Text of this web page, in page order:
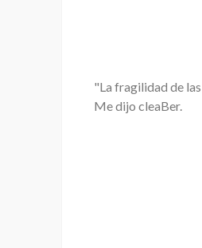
"La fragilidad de
Me dijo cleaBer.